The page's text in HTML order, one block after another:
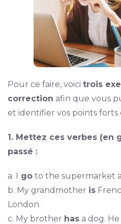
Pour ce faire, voici trois
correction afin que vous
et identifier vos points forts
1. Mettez ces verbes (en
passé :
a. I goto the supermarket
b. My grandmother is
London.
c. My brother hasa dog. He